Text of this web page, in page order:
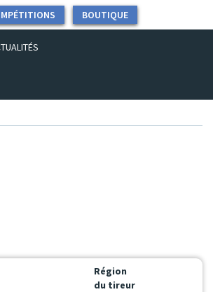
BOUTIQUE
Région
du tireur